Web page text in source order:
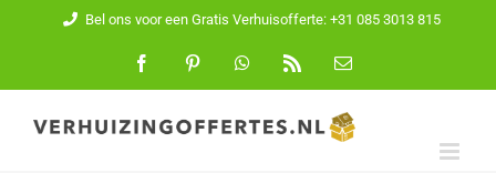
inhoud
Bel ons voor een Gratis Verhuisofferte: +31 085 3013 815
FacebookPinterest WhatsApp
E-